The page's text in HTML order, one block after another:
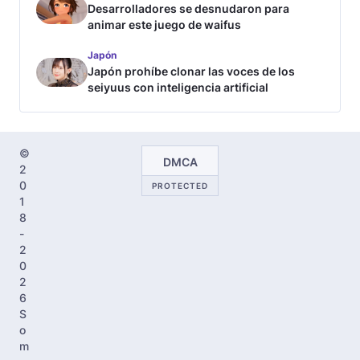
Desarrolladores se desnudaron para
animar este juego de waifus
Japón
Japón prohíbe clonar las voces de los
seiyuus con inteligencia artificial
©
2
0
1
8
-
2
0
2
6
S
o
m
DMCA
PROTECTED